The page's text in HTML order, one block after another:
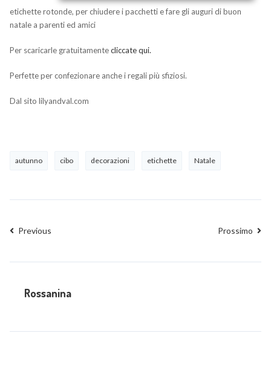
etichette rotonde, per chiudere i pacchetti e fare gli auguri di buon
natale a parenti ed amici
Per scaricarle gratuitamentecliccate qui.
Perfette per confezionare anche i regali più sfiziosi.
Dal sito lilyandval.com
autunno cibo decorazioni etichette Natale
Previous Prossimo
Rossanina